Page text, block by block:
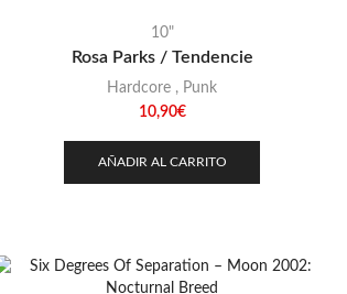
10"
Rosa Parks / Tendencie
Hardcore , Punk
10,90€
AÑADIR AL CARRITO